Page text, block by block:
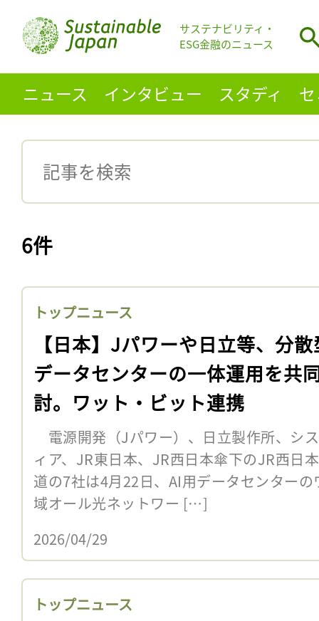
サステナビリティ・
ESG金融のニュース
ニュース インタビュー スタディ
6件
トップニュース
【日本】Jパワーや日立等、分
データセンターの一体運用を共
討。ワット・ビット連携
電源開発（Jパワー）、日立製作所、シ
ィア、JR東日本、JR西日本傘下のJR西日
道の7社は4月22日、AI用データセンター
域オール光ネットワー […]
2026/04/29
トップニュース